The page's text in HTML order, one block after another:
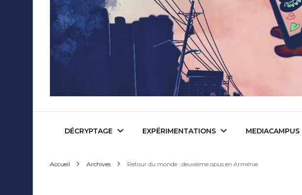
Mediafactory – Le blog des étudiants
DÉCRYPTAGE EXPÉRIMENTATIONS MEDIACAMPUS
Accueil Archives Retour du monde : deuxième opus en Arménie